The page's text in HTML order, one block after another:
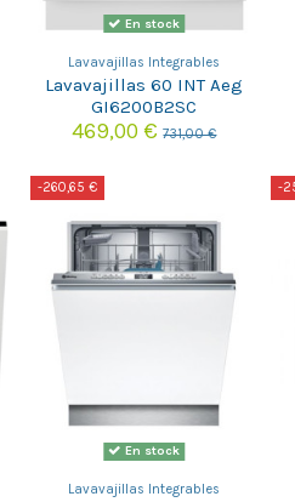
En stock
Lavavajillas Integrables
Lavavajillas 60 INT Aeg
GI6200B2SC
469,00 €731,00 €
-260,65 €
En stock
Lavavajillas Integrables
-